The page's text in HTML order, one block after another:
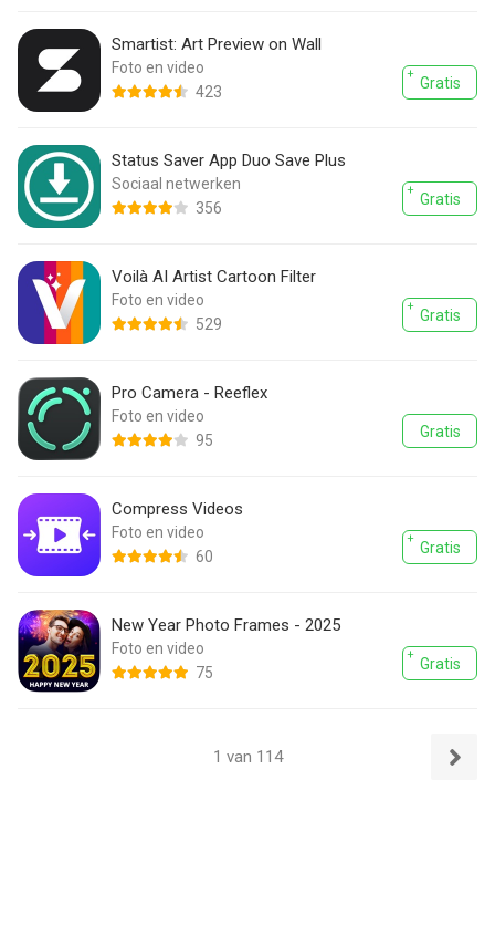
Smartist: Art Preview on Wall
423
Foto en video
Gratis
Status Saver App Duo Save Plus
356
Sociaal netwerken
Gratis
Voilà AI Artist Cartoon Filter
529
Foto en video
Gratis
Pro Camera - Reeflex
95
Foto en video
Gratis
Compress Videos
60
Foto en video
Gratis
New Year Photo Frames - 2025
75
Foto en video
Gratis
1 van 114